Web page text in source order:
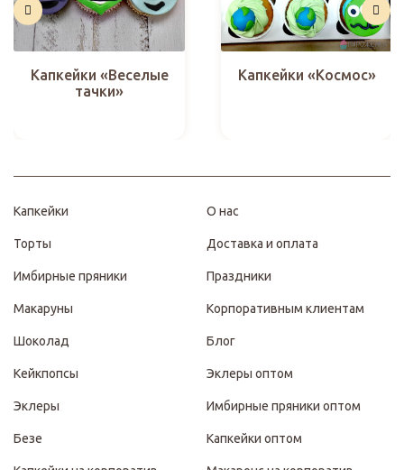
Капкейки «Веселые
тачки»
Капкейки «Космос»
Капкейки
Торты
Имбирные пряники
Макаруны
Шоколад
Кейкпопсы
Эклеры
Безе
О нас
Доставка и оплата
Праздники
Корпоративным клиентам
Блог
Эклеры оптом
Имбирные пряники оптом
Капкейки оптом